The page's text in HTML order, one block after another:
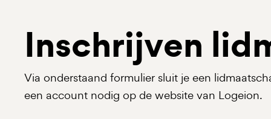
Inschrijven
Via onderstaand formulier sluit je een
een account nodig op de website van Logeion.